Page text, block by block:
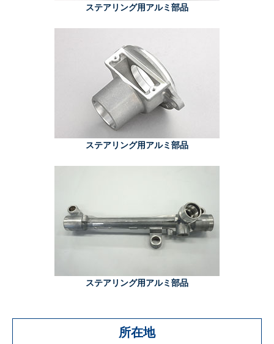
ステアリング用アルミ部品
ステアリング用アルミ部品
ステアリング用アルミ部品
所在地